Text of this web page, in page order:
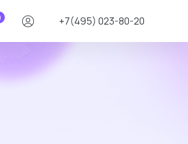
+7(495) 023-80-20